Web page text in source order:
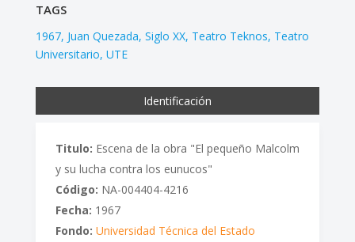
TAGS
1967 Juan Quezada Siglo XX Teatro Teknos Teatro
Universitario UTE
Identificación
Titulo: Escena de la obra "El pequeño Malcolm
y su lucha contra los eunucos"
Código: NA-004404-4216
Fecha: 1967
Fondo: Universidad Técnica del Estado